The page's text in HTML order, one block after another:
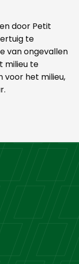
door Petit
te
van ongevallen
milieu te
voor het milieu,